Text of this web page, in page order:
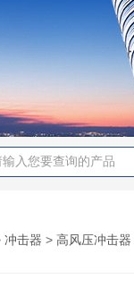
冲击器 > 高风压冲击器